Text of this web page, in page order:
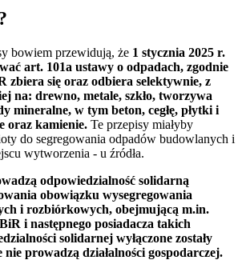
bowiem przewidują, że 1 stycznia 2025 r.
art. 101a ustawy o odpadach, zgodnie
zbiera się oraz odbiera selektywnie, z
na: drewno, metale, szkło, tworzywa
mineralne, w tym beton, cegłę, płytki i
oraz kamienie. Te przepisy miałyby
do segregowania odpadów budowlanych i
wytworzenia - u źródła.
odpowiedzialność solidarną
obowiązku wysegregowania
i rozbiórkowych, obejmującą m.in.
i następnego posiadacza takich
solidarnej wyłączone zostały
prowadzą działalności gospodarczej.